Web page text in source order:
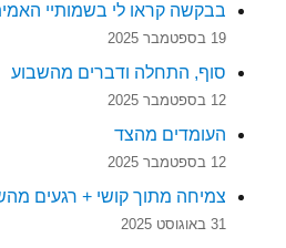
בבקשה קראו לי בשמותיי
19 בספטמבר 2025
סוף, התחלה ודברים מהשבוע
12 בספטמבר 2025
העומדים מהצד
12 בספטמבר 2025
צמיחה מתוך קושי + רגעים
31 באוגוסט 2025